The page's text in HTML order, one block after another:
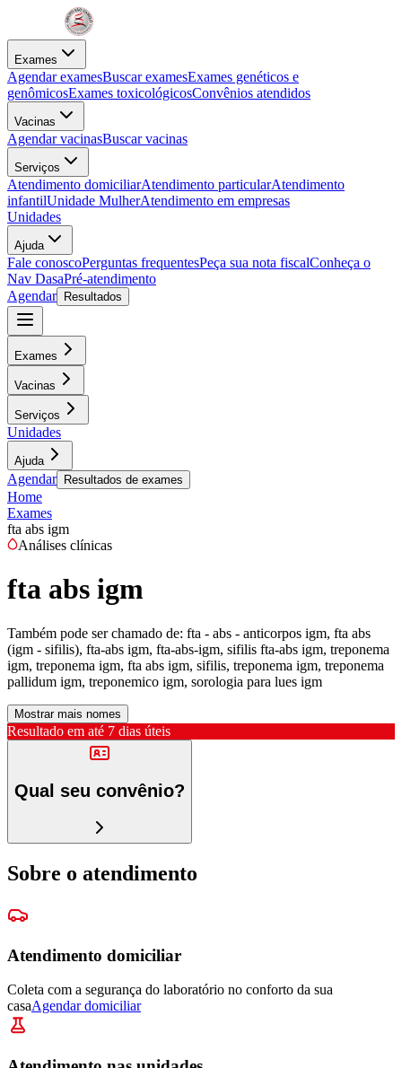
Exames
Agendar examesBuscar examesExames genéticos e
genômicosExames toxicológicosConvênios atendidos
Vacinas
Agendar vacinasBuscar vacinas
Serviços
Atendimento domiciliarAtendimento particularAtendimento
infantilUnidade MulherAtendimento em empresas
Unidades
Ajuda
Fale conoscoPerguntas frequentesPeça sua nota fiscalConheça o
Nav DasaPré-atendimento
Agendar
Resultados
Exames
Vacinas
Serviços
Unidades
Ajuda
Agendar Resultados de exames
Home
Exames
fta abs igm
Análises clínicas
fta abs igm
Também pode ser chamado de: fta - abs - anticorpos igm, fta abs
(igm - sifilis), fta-abs igm, fta-abs-igm, sifilis fta-abs igm, treponema
igm, treponema igm, fta abs igm, sifilis, treponema igm, treponema
pallidum igm, treponemico igm, sorologia para lues igm
Mostrar mais nomes
Resultado em até 7 dias úteis
Qual seu convênio?
Sobre o atendimento
Atendimento domiciliar
Coleta com a segurança do laboratório no conforto da sua
casaAgendar domiciliar